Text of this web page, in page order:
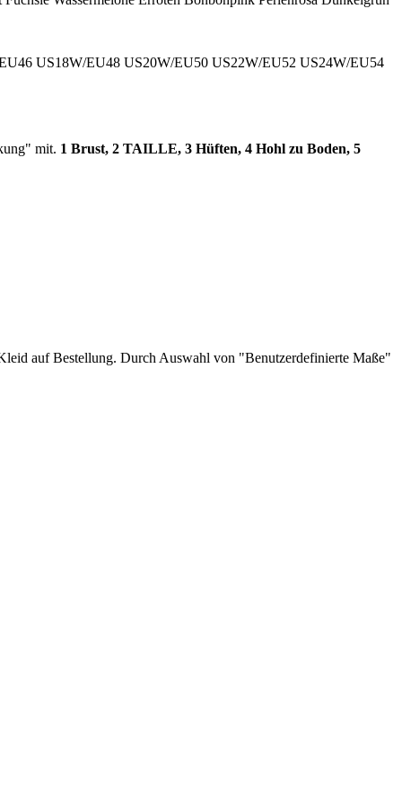
US18W/EU48 US20W/EU50 US22W/EU52 US24W/EU54
mit. 1 Brust, 2 TAILLE, 3 Hüften, 4 Hohl zu Boden, 5
auf Bestellung. Durch Auswahl von "Benutzerdefinierte Maße"